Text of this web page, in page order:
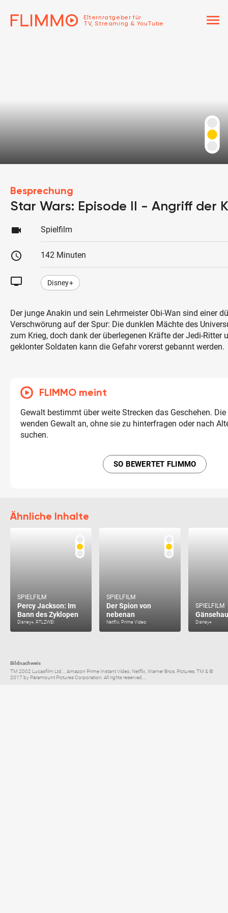
Elternratgeber für
TV, Streaming & YouTube
menu
Besprechung
Star Wars: Episode II - Angriff der
videocam Spielfilm
schedule 142 Minuten
tv Disney+
Der junge Anakin und sein Lehrmeister Obi-Wan sind einer
Verschwörung auf der Spur: Die dunklen Mächte des
zum Krieg, doch dank der überlegenen Kräfte der Jedi-Ritter
geklonter Soldaten kann die Gefahr vorerst gebannt werden.
FLIMMO meint
Gewalt bestimmt über weite Strecken das Geschehen.
wenden Gewalt an, ohne sie zu hinterfragen oder nach
suchen.
SO BEWERTET FLIMMO
Ähnliche Inhalte
SPIELFILM
Percy Jackson: Im
Bann des Zyklopen
Disney+, RTLZWEI
SPIELFILM
Der Spion von
nebenan
Netflix, Prime Video
SPIELFILM
Disney+
Bildnachweis
TM 2002 Lucasfilm Ltd., , Amazon Prime Instant Video, Netflix, Warner Bros. Pictures, TM & ©
2017 by Paramount Pictures Corporation. All rights reserved....